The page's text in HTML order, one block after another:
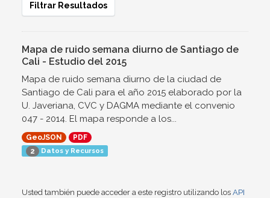
Filtrar Resultados
Mapa de ruido semana diurno de Santiago de
Cali - Estudio del 2015
Mapa de ruido semana diurno de la ciudad de
Santiago de Cali para el año 2015 elaborado por la
U. Javeriana, CVC y DAGMA mediante el convenio
047 - 2014. El mapa responde a los...
GeoJSON
PDF
2 Datos y Recursos
Usted también puede acceder a este registro utilizando los API